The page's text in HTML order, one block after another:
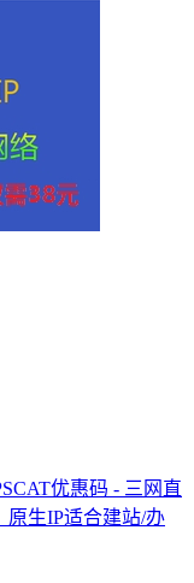
优惠码 - 三网直
原生IP适合建站/办